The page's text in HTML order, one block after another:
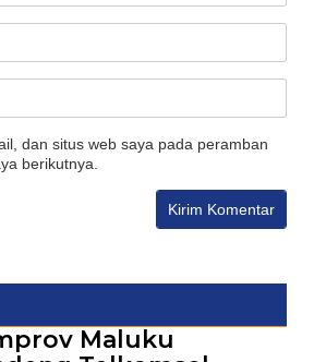
dan situs web saya pada peramban
berikutnya.
Maluku